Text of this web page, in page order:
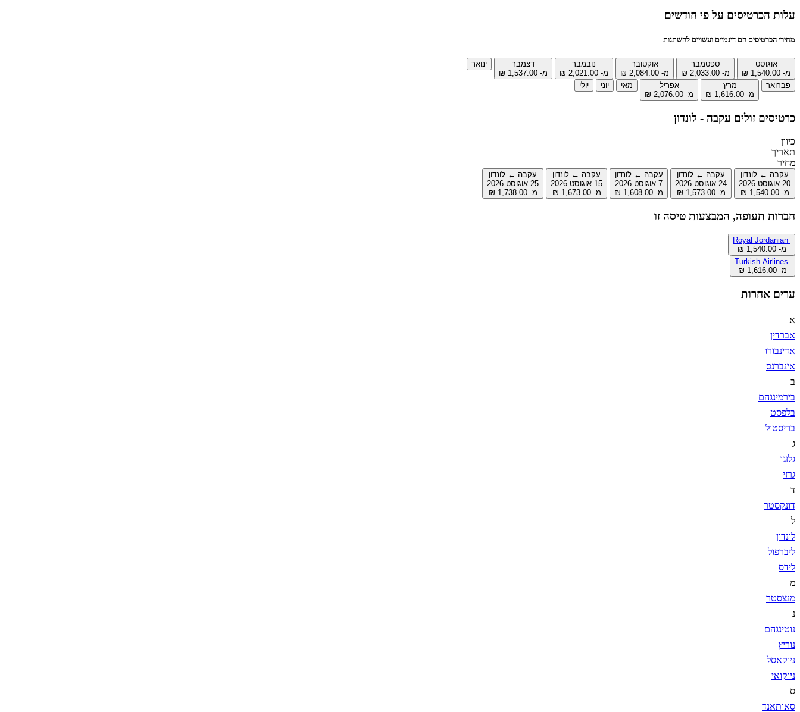
עלות הכרטיסים על פי חודשים
מחירי הכרטיסים הם דינמיים ועשויים להשתנות
אוגוסט
מ- ‏1,540.00 ‏₪
ספטמבר
מ- ‏2,033.00 ‏₪
אוקטובר
מ- ‏2,084.00 ‏₪
נובמבר
מ- ‏2,021.00 ‏₪
דצמבר
מ- ‏1,537.00 ‏₪
ינואר
פברואר
מרץ
מ- ‏1,616.00 ‏₪
אפריל
מ- ‏2,076.00 ‏₪
מאי יוני יולי
כרטיסים זולים עקבה - לונדון
כיוון
תאריך
מחיר
עקבה ← לונדון
20 אוגוסט 2026
מ- ‏1,540.00 ‏₪
עקבה ← לונדון
24 אוגוסט 2026
מ- ‏1,573.00 ‏₪
עקבה ← לונדון
7 אוגוסט 2026
מ- ‏1,608.00 ‏₪
עקבה ← לונדון
15 אוגוסט 2026
מ- ‏1,673.00 ‏₪
עקבה ← לונדון
25 אוגוסט 2026
מ- ‏1,738.00 ‏₪
חברות תעופה, המבצעות טיסה זו
מ- ‏1,540.00 ‏₪
מ- ‏1,616.00 ‏₪
ערים אחרות
א
אברדין
אדינבורו
אינברנס
ב
בירמינגהם
בלפסט
בריסטול
ג
גלזגו
גרזי
ד
דונקסטר
ל
לונדון
ליברפול
לידס
מ
מנצסטר
נ
נוטינגהם
נוריץ
ניוקאסל
ניוקואי
ס
סאותאנד